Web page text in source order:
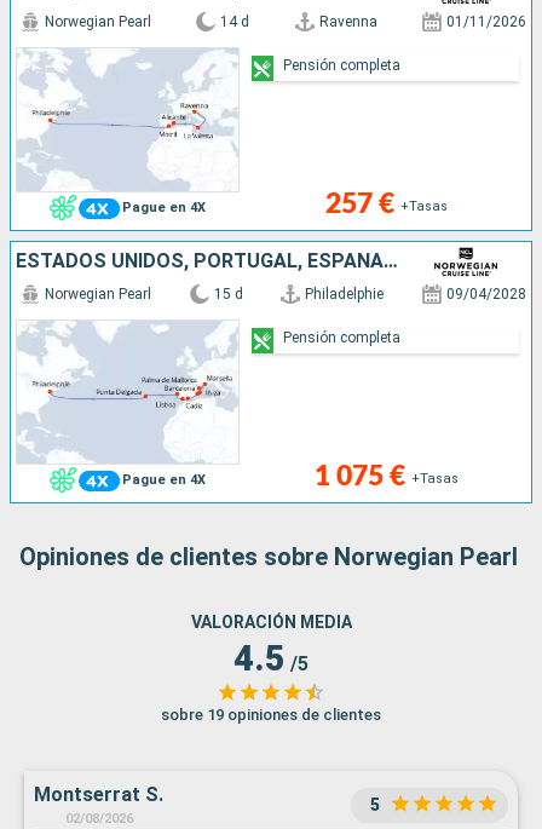
Pague en 4X
Norwegian Pearl 14 d Ravenna 01/11/2026
257 € +Tasas
Pensión completa
ESTADOS UNIDOS, PORTUGAL, ESPAÑA, IBIZA, MALLORCA, FRANCIA
Pague en 4X
Norwegian Pearl 15 d Philadelphie 09/04/2028
1 075 € +Tasas
Pensión completa
Opiniones de clientes sobre Norwegian Pearl
VALORACIÓN MEDIA
4.5 /5
sobre 19 opiniones de clientes
Montserrat S.
02/08/2026
5